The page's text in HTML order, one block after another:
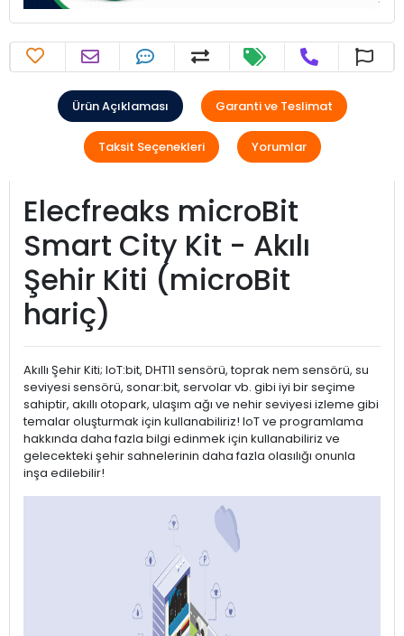
Ürün Açıklaması Garanti ve Teslimat
Taksit Seçenekleri Yorumlar
Elecfreaks microBit
Smart City Kit - Akılı
Şehir Kiti (microBit
hariç)
Akıllı Şehir Kiti; IoT:bit, DHT11 sensörü, toprak nem sensörü, su
seviyesi sensörü, sonar:bit, servolar vb. gibi iyi bir seçime
sahiptir, akıllı otopark, ulaşım ağı ve nehir seviyesi izleme gibi
temalar oluşturmak için kullanabiliriz! IoT ve programlama
hakkında daha fazla bilgi edinmek için kullanabiliriz ve
gelecekteki şehir sahnelerinin daha fazla olasılığı onunla
inşa edilebilir!